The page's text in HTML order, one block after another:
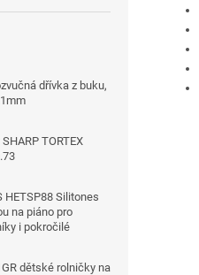
dřívka z buku,
TORTEX
HETSP88 Silitones
na piáno pro
i pokročilé
dětské rolničky na